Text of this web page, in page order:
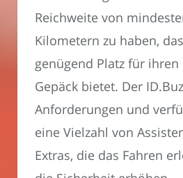
Reichweite von
Kilometern zu haben,
genügend Platz für
Gepäck bietet. Der
Anforderungen und
eine Vielzahl von
Extras, die das Fahren